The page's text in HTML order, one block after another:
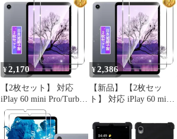
Pro 専用 ケース タブレ
ットケース クリア 耐衝
撃 TPU素材 黄変防止
落下防止 滑り止め 軽量
擦り傷防止 iplay60mini
turbo
軽量型 横開き 衝撃吸収
¥2,170
【2枚セット】 対応
iPlay 60 mini Pro/Turbo
ガラスフィルム 2枚
【日本製素材旭硝子
製】 対応 Alldocube
¥2,386
【新品】 【2枚セッ
ト】 対応 iPlay 60 mini
ム 2枚 【日本製素材旭
硝子製】 対応